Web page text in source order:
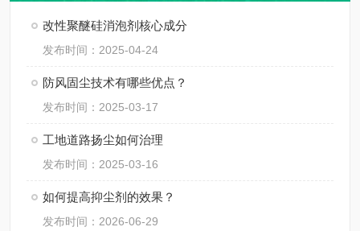
改性聚醚硅消泡剂核心成分
发布时间：2025-04-24
防风固尘技术有哪些优点？
发布时间：2025-03-17
工地道路扬尘如何治理
发布时间：2025-03-16
如何提高抑尘剂的效果？
发布时间：2026-06-29